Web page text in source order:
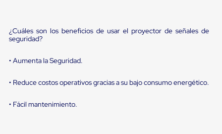
Muelle/Andén
de
carga
eléctrico
manual
Plataformas
¿Cuáles son los beneficios de usar el proyector de señales de
seguridad?
• Aumenta la Seguridad.
• Reduce costos operativos gracias a su bajo consumo energético.
• Fácil mantenimiento.